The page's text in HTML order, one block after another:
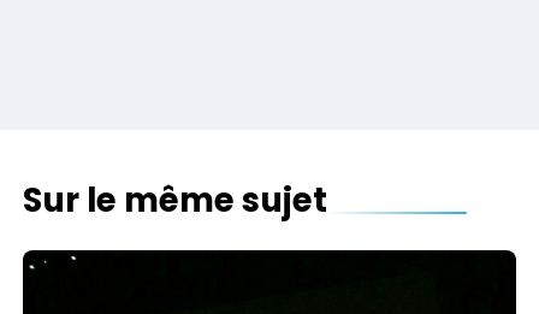
Sur le même sujet